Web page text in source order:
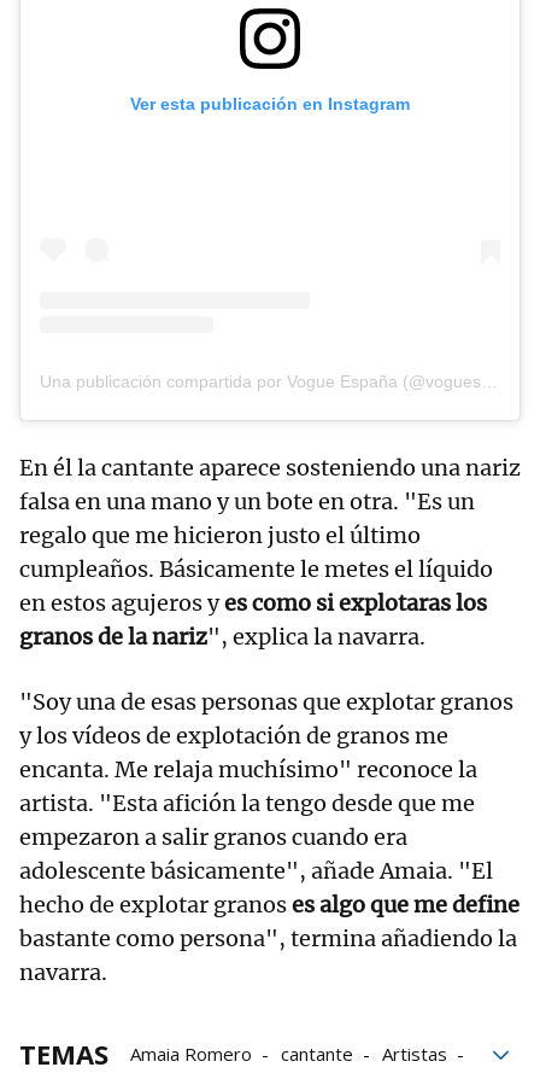
Ver esta publicación en Instagram
En él la cantante aparece sosteniendo una nariz
falsa en una mano y un bote en otra. "Es un
regalo que me hicieron justo el último
cumpleaños. Básicamente le metes el líquido
en estos agujeros yes como si explotaras los
granos de la nariz", explica la navarra.
"Soy una de esas personas que explotar granos
y los vídeos de explotación de granos me
encanta. Me relaja muchísimo" reconoce la
artista. "Esta afición la tengo desde que me
empezaron a salir granos cuando era
adolescente básicamente", añade Amaia. "El
hecho de explotar granoses algo que me define
bastante como persona", termina añadiendo la
navarra.
TEMAS Amaia Romero cantante
Artistas